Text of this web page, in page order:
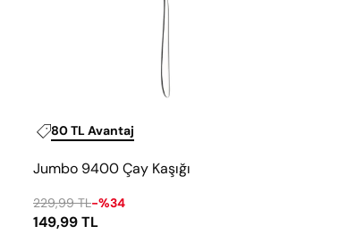
80 TL Avantaj
Jumbo 9400 Çay Kaşığı
229,99 TL-%34
149,99 TL